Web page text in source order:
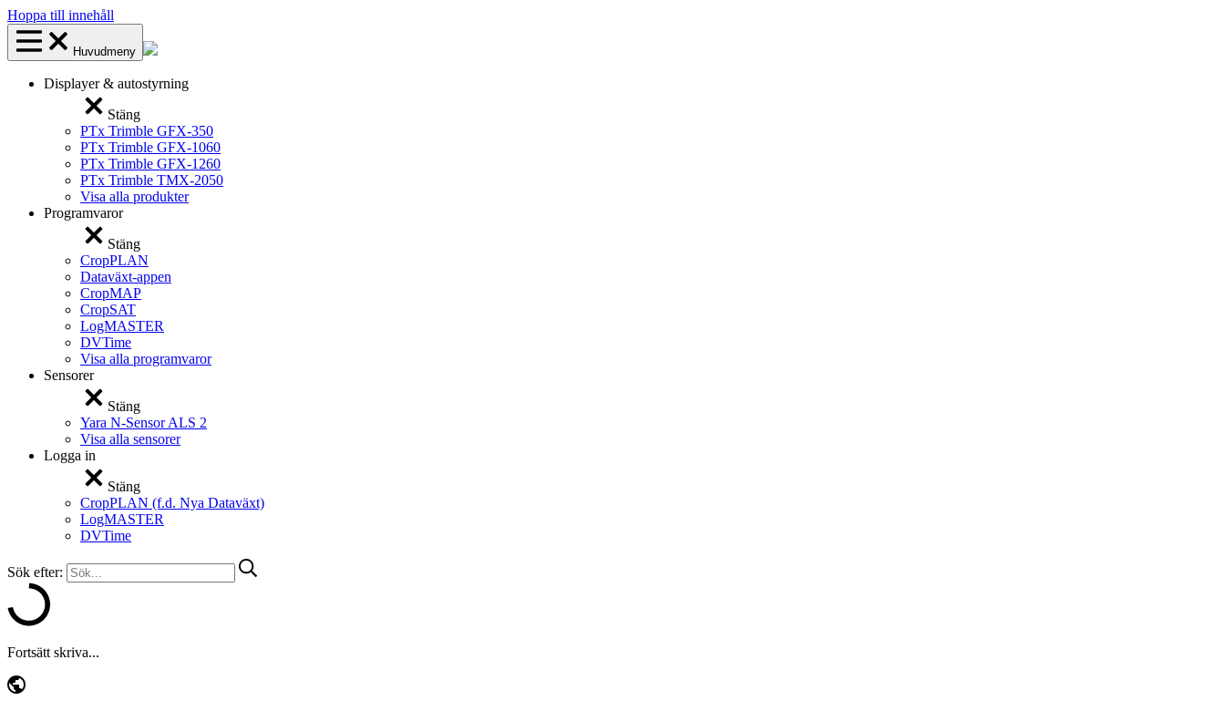
Hoppa till innehåll
Huvudmeny
Displayer & autostyrning
Stäng
PTx Trimble GFX-350
PTx Trimble GFX-1060
PTx Trimble GFX-1260
PTx Trimble TMX-2050
Visa alla produkter
Programvaror
Stäng
CropPLAN
Dataväxt-appen
CropMAP
CropSAT
LogMASTER
DVTime
Visa alla programvaror
Sensorer
Stäng
Yara N-Sensor ALS 2
Visa alla sensorer
Logga in
Stäng
CropPLAN (f.d. Nya Dataväxt)
LogMASTER
DVTime
Sök efter:
Fortsätt skriva...